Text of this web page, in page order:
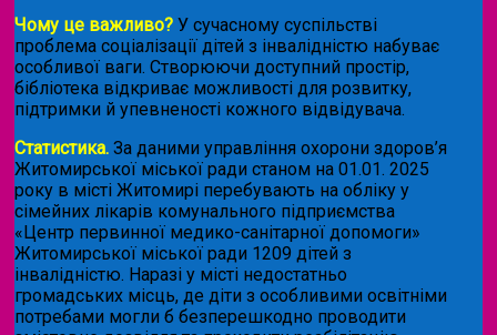
Чому це важливо? У сучасному суспільстві
проблема соціалізації дітей з інвалідністю набуває
особливої ваги. Створюючи доступний простір,
бібліотека відкриває можливості для розвитку,
підтримки й упевненості кожного відвідувача.
Статистика. За даними управління охорони здоров’я
Житомирської міської ради станом на 01.01. 2025
року в місті Житомирі перебувають на обліку у
сімейних лікарів комунального підприємства
«Центр первинної медико-санітарної допомоги»
Житомирської міської ради 1209 дітей з
інвалідністю. Наразі у місті недостатньо
громадських місць, де діти з особливими освітніми
потребами могли б безперешкодно проводити